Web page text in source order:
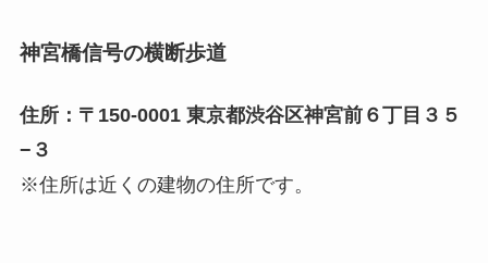
神宮橋信号の横断歩道
住所：〒150-0001 東京都渋谷区神宮前６丁目３５
−３
※住所は近くの建物の住所です。